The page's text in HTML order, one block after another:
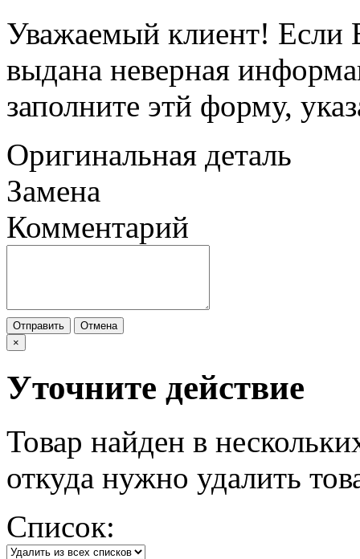
Уважаемый клиент! Если
выдана неверная
заполните этй форму,
Оригинальная деталь
Замена
Комментарий
Отправить
Отмена
×
Уточните действие
Товар найден в
откуда нужно удалить
Список: